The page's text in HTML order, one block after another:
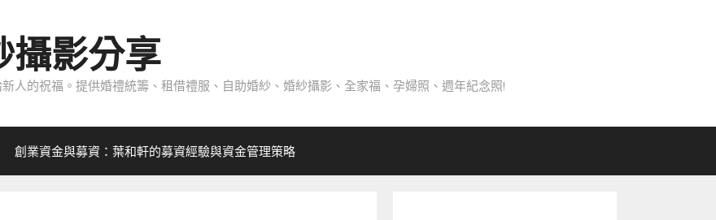
攝影分享
人的祝福。提供婚禮統籌、租借禮服、自助婚紗、婚紗攝影、全家福、孕婦照、週年紀念照!
創業資金與募資：葉和軒的募資經驗與資金管理策略